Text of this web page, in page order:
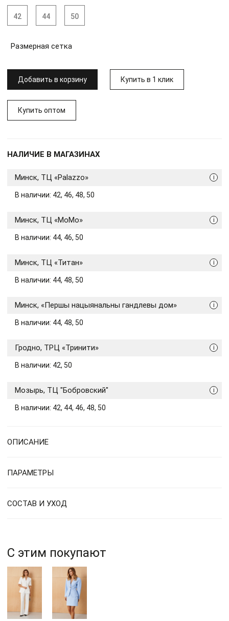
42 44 50
Размерная сетка
Добавить в корзину Купить в 1 клик
Купить оптом
НАЛИЧИЕ В МАГАЗИНАХ
i
Минск, ТЦ «Palazzo»
В наличии: 42, 46, 48, 50
i
Минск, ТЦ «МоМо»
В наличии: 44, 46, 50
i
Минск, ТЦ «Титан»
В наличии: 44, 48, 50
i
Минск, «Першы нацыянальны гандлевы дом»
В наличии: 44, 48, 50
i
Гродно, ТРЦ «Тринити»
В наличии: 42, 50
i
Мозырь, ТЦ "Бобровский"
В наличии: 42, 44, 46, 48, 50
ОПИСАНИЕ
ПАРАМЕТРЫ
СОСТАВ И УХОД
С этим покупают